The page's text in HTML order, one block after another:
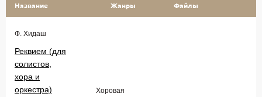
Название Жанры Файлы
Ф. Хидаш
Реквием (для
солистов,
хора и
оркестра)
Хоровая